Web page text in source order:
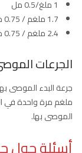
1 ملغ/0.5 مل
1.7 ملغم / 0.75 مل
2.4 ملغم / 0.75 مل
الجرعات
ملغم مرة واحدة في
الموصى بها.